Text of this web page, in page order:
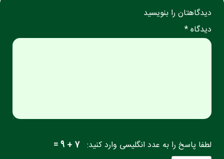
دیدگاهتان را بنویسید
دیدگاه *
لطفا پاسخ را به عدد انگلیسی وارد کنید: 7 + 9 =